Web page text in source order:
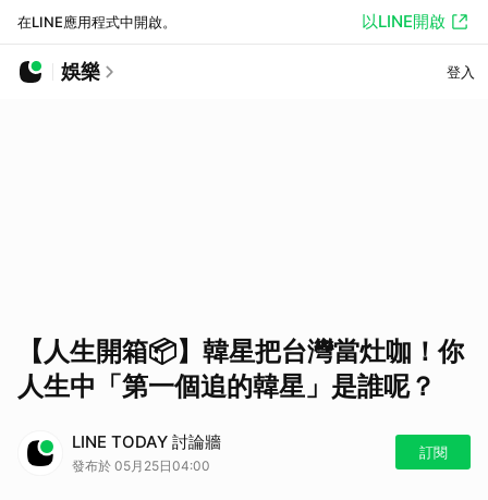
在LINE應用程式中開啟。 以LINE開啟
娛樂 登入
【人生開箱📦】韓星把台灣當灶咖！你
人生中「第一個追的韓星」是誰呢？
LINE TODAY 討論牆
發布於 05月25日04:00
訂閱